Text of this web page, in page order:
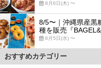
8月6日(木) 〜
8/5〜｜沖縄県産黒
種を販売『
8月5日(水) 〜
おすすめカテゴリー